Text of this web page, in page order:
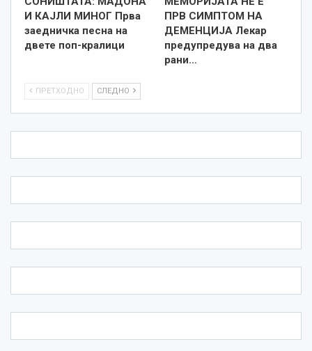
И КАЈЛИ МИНОГ Прва
заедничка песна на
двете поп-кралици
ПРВ СИМПТОМ НА
ДЕМЕНЦИЈА Лекар
предупредува на два
рани…
ПРЕТХОДНО СЛЕДНО